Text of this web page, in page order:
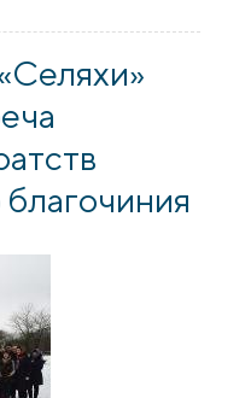
Литургию
Даров для
благочиния